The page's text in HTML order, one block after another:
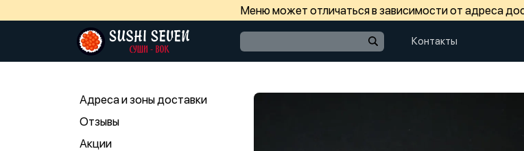
Меню может отличаться в зависимости от адреса
Контакты
Адреса и зоны доставки
Отзывы
Акции